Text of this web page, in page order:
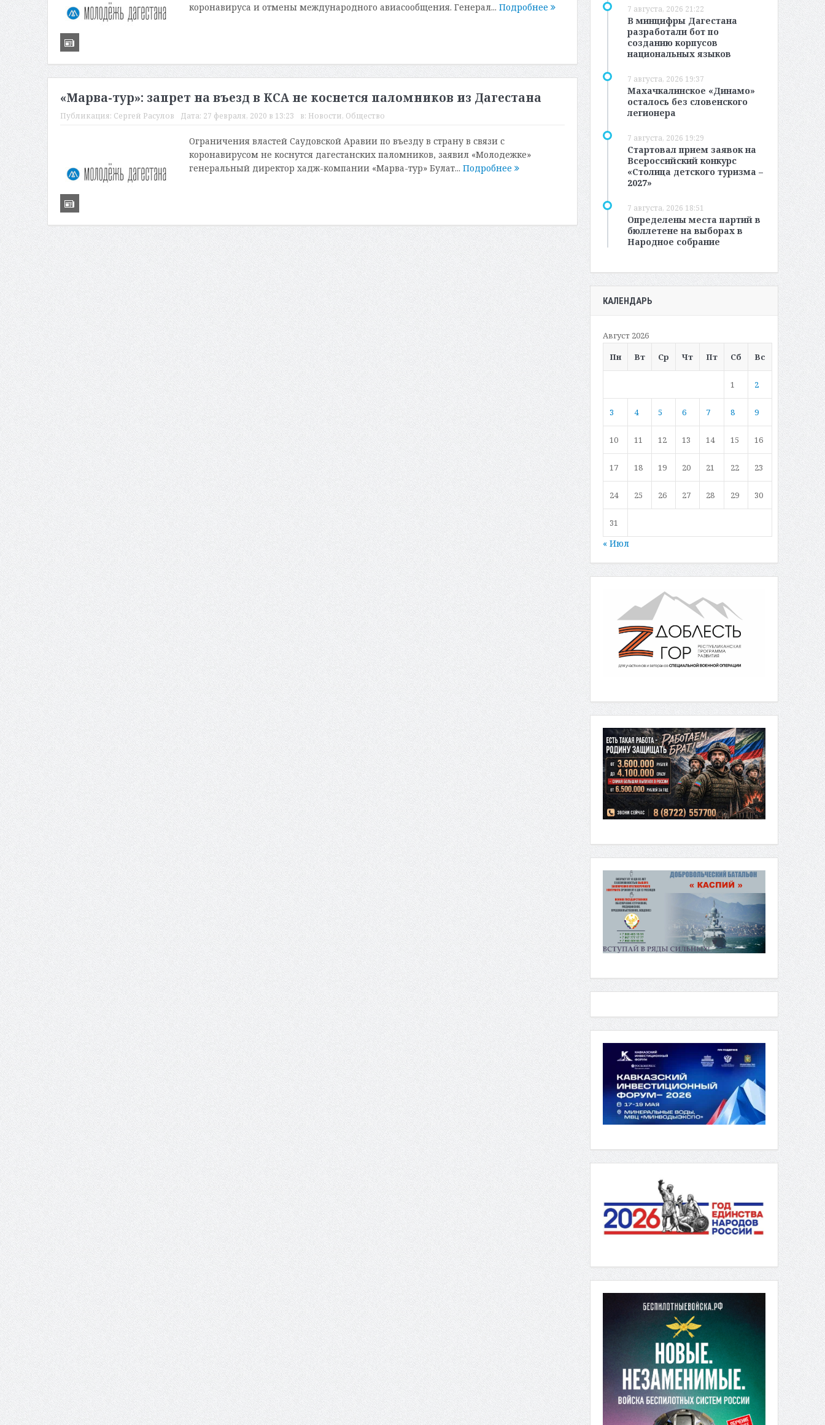
коронавируса и отмены международного авиасообщения. Генерал... Подробнее
«Марва-тур»: запрет на въезд в КСА не коснется паломников из Дагестана
Публикация: Сергей Расулов Дата: 27 февраля, 2020 в 13:23 в: Новости, Общество
Ограничения властей Саудовской Аравии по въезду в страну в связи с
коронавирусом не коснутся дагестанских паломников, заявил «Молодежке»
генеральный директор хадж-компании «Марва-тур» Булат... Подробнее
7 августа, 2026 21:22
В минцифры Дагестана
разработали бот по
созданию корпусов
национальных языков
7 августа, 2026 19:37
Махачкалинское «Динамо»
осталось без словенского
легионера
7 августа, 2026 19:29
Стартовал прием заявок на
Всероссийский конкурс
«Столица детского туризма –
2027»
7 августа, 2026 18:51
Определены места партий в
бюллетене на выборах в
Народное собрание
КАЛЕНДАРЬ
Август 2026
Пн
Вт Ср Чт Пт Сб Вс
1 2
3 4 5 6 7 8 9
10 11 12 13 14 15 16
17 18 19 20 21 22 23
24 25 26 27 28 29 30
31
« Июл